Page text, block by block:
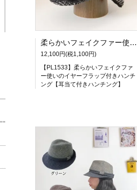
柔らかいフェイクファー使いのイヤーフラップ付きハンチング【耳当て付きハンチング】ブラック／ブラウン レディース メンズ 帽子 通販 サイズ調整OK PL1533
12,100円(税1,100円)
【PL1533】柔らかいフェイクファ
ー使いのイヤーフラップ付きハンチ
ング【耳当て付きハンチング】